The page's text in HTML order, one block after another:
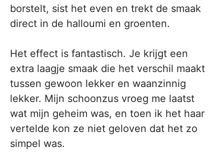
borstelt, sist het even en trekt de smaak
direct in de halloumi en groenten.
Het effect is fantastisch. Je krijgt een
extra laagje smaak die het verschil maakt
tussen gewoon lekker en waanzinnig
lekker. Mijn schoonzus vroeg me laatst
wat mijn geheim was, en toen ik het haar
vertelde kon ze niet geloven dat het zo
simpel was.